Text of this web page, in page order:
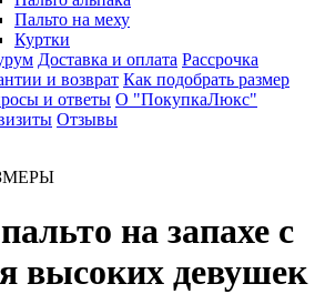
Пальто на меху
Куртки
Доставка и оплата Рассрочка
и возврат Как подобрать размер
и ответы О "ПокупкаЛюкс"
Отзывы
на запахе с
высоких девушек